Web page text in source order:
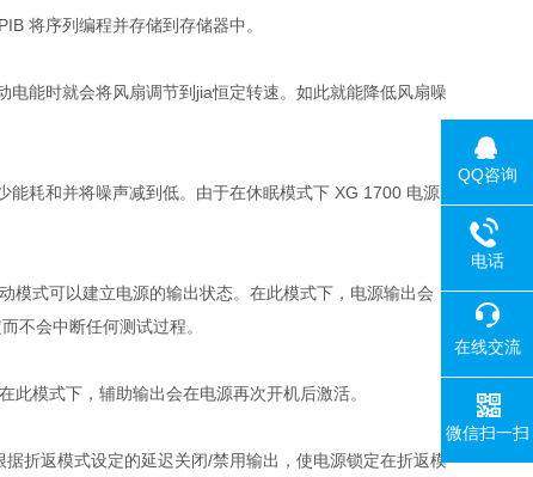
将序列编程并存储到存储器中。
能时就会将风扇调节到jia恒定转速。如此就能降低风扇噪
能耗和并将噪声减到低。由于在休眠模式下 XG 1700 电源
模式可以建立电源的输出状态。在此模式下，电源输出会
不会中断任何测试过程。
模式下，辅助输出会在电源再次开机后激活。
折返模式设定的延迟关闭/禁用输出，使电源锁定在折返模
QQ咨询
电话
在线交流
微信扫一扫